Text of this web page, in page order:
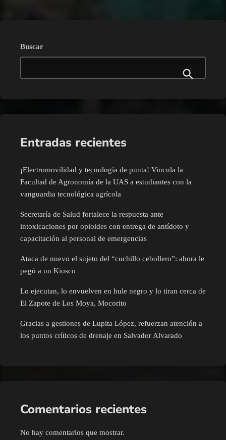
Buscar
Entradas recientes
¡Electromovilidad y tecnología de punta! Vincula la
Facultad de Agronomía de la UAS a estudiantes con la
vanguardia tecnológica agrícola
Secretaría de Salud fortalece la respuesta ante
intoxicaciones por opioides con entrega de antídoto y
capacitación al personal de emergencias
Ataca de nuevo el sujeto del “cuchillo cebollero”: ahora le
pegó a un Kiosco
Lo ejecutan, lo envuelven en hule negro y lo tiran cerca de
El Zapote de Los Moya, Mocorito
Gracias a gestiones de Lupita López, refuerzan atención a
los puntos críticos de drenaje en Salvador Alvarado
Comentarios recientes
No hay comentarios que mostrar.